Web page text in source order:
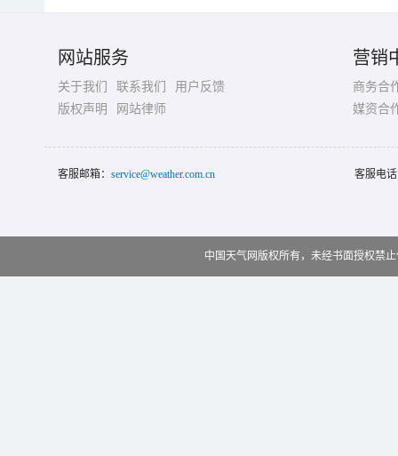
网站服务
关于我们 联系我们
用户反馈
版权声明
网站律师
营销
商务合
媒资合
客服邮箱： service@weather.com.cn 客服电
中国天气网版权所有，未经书面授权